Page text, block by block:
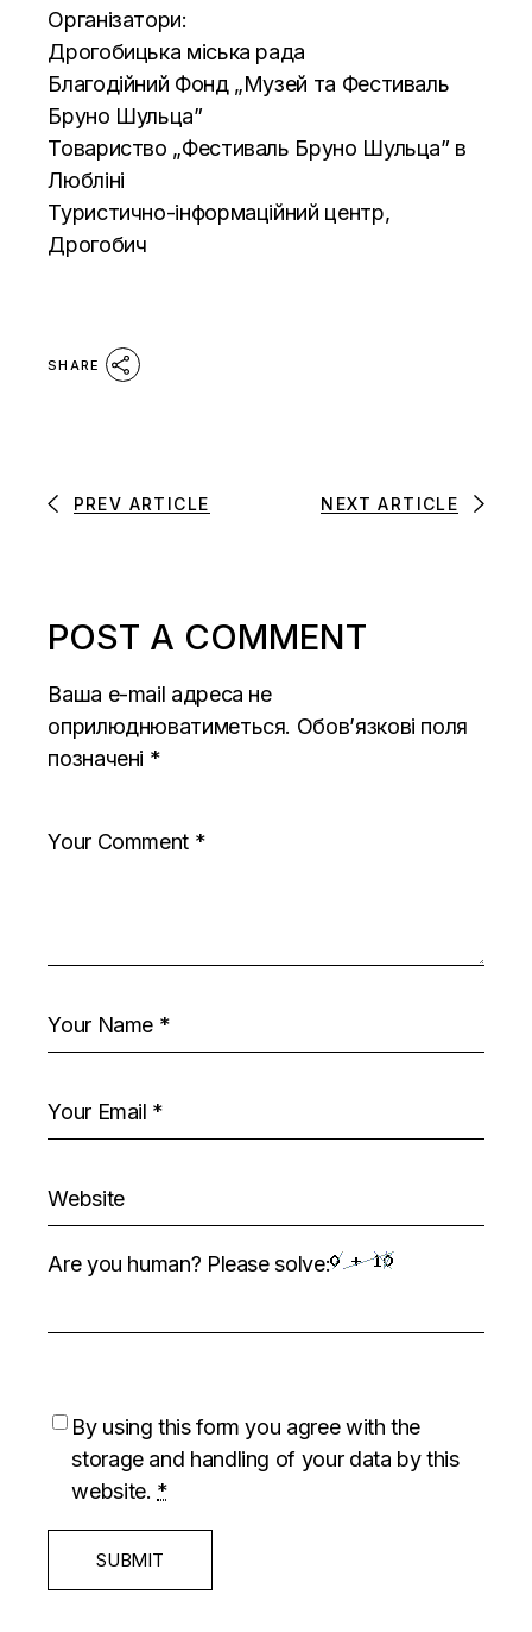
Організатори:
Дрогобицька міська рада
Благодійний Фонд „Музей та Фестиваль
Бруно Шульца”
Товариство „Фестиваль Бруно Шульца” в
Любліні
Туристично-інформаційний центр,
Дрогобич
SHARE
PREV ARTICLE NEXT ARTICLE
POST A COMMENT
Ваша e-mail адреса не
оприлюднюватиметься. Обов’язкові поля
позначені *
Are you human? Please solve:
By using this form you agree with the
storage and handling of your data by this
website. *
SUBMIT